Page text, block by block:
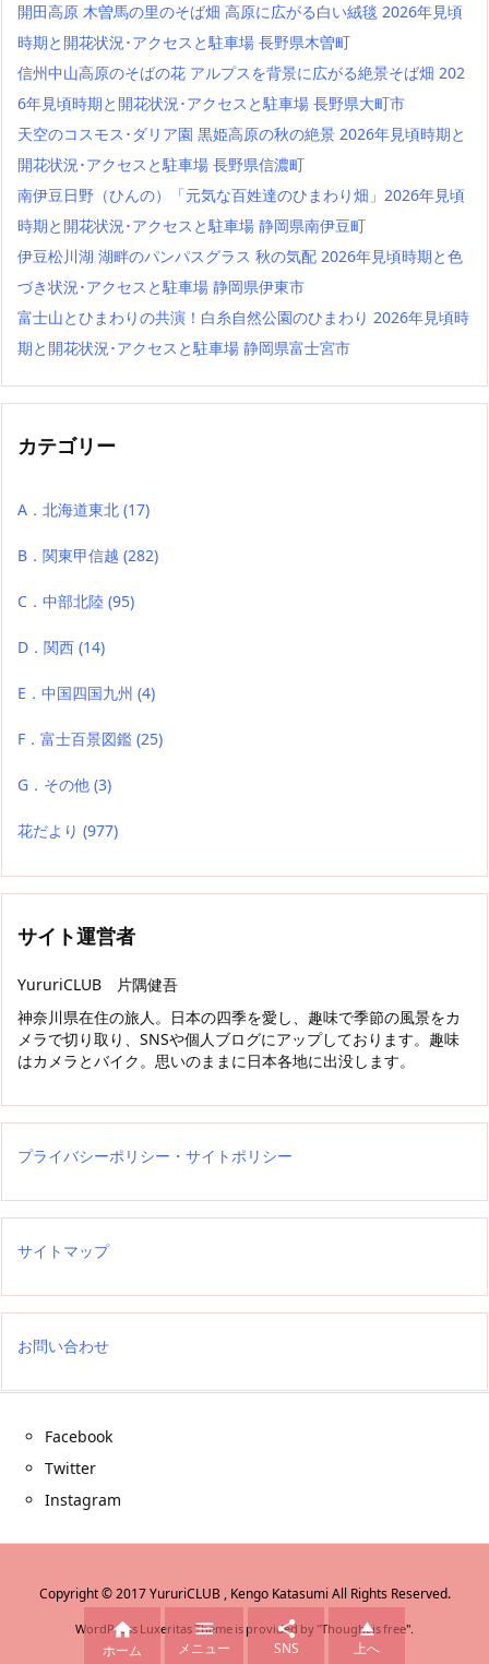
開田高原 木曽馬の里のそば畑 高原に広がる白い絨毯 2026年見頃
時期と開花状況･アクセスと駐車場 長野県木曽町
信州中山高原のそばの花 アルプスを背景に広がる絶景そば畑 202
6年見頃時期と開花状況･アクセスと駐車場 長野県大町市
天空のコスモス･ダリア園 黒姫高原の秋の絶景 2026年見頃時期と
開花状況･アクセスと駐車場 長野県信濃町
南伊豆日野（ひんの）「元気な百姓達のひまわり畑」2026年見頃
時期と開花状況･アクセスと駐車場 静岡県南伊豆町
伊豆松川湖 湖畔のパンパスグラス 秋の気配 2026年見頃時期と色
づき状況･アクセスと駐車場 静岡県伊東市
富士山とひまわりの共演！白糸自然公園のひまわり 2026年見頃時
期と開花状況･アクセスと駐車場 静岡県富士宮市
カテゴリー
A．北海道東北 (17)
B．関東甲信越 (282)
C．中部北陸 (95)
D．関西 (14)
E．中国四国九州 (4)
F．富士百景図鑑 (25)
G．その他 (3)
花だより (977)
サイト運営者
YururiCLUB 片隅健吾
神奈川県在住の旅人。日本の四季を愛し、趣味で季節の風景をカ
メラで切り取り、SNSや個人ブログにアップしております。趣味
はカメラとバイク。思いのままに日本各地に出没します。
プライバシーポリシー・サイトポリシー
サイトマップ
お問い合わせ
Facebook
Twitter
Instagram
Copyright ©2017 YururiCLUB , Kengo Katasumi All Rights Reserved.
WordPress Luxeritas Theme is provided by "Thought is free".

ホーム

メニュー

SNS

上へ